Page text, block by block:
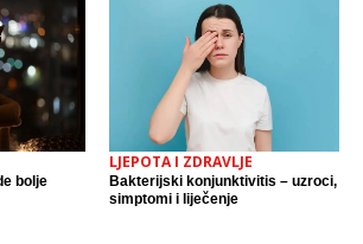
bolje
LJEPOTA I ZDRAVLJE
Bakterijski konjunktivitis – uzroci,
simptomi i liječenje